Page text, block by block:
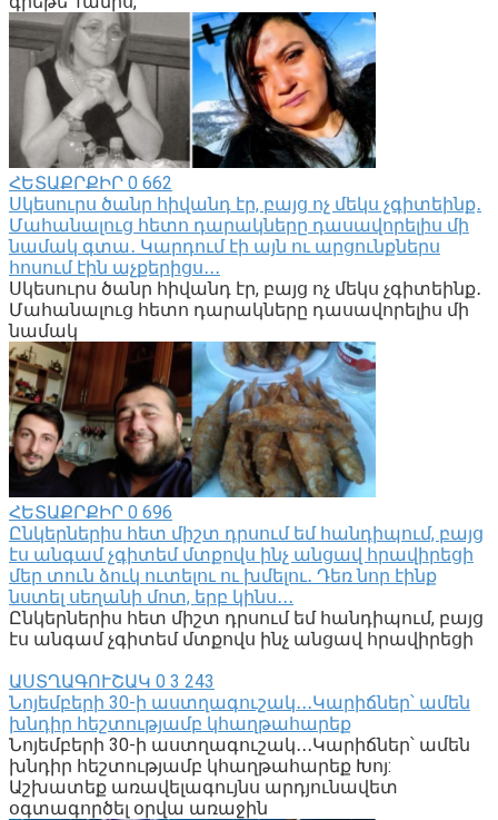
ՀԵՏԱՔՐՔԻՐ 0 662
Սկեսուրս ծանր հիվանդ էր, բայց ոչ մեկս չգիտեինք․
Մահանալուց հետո դարակները դասավորելիս մի
նամակ գտա․ Կարդում էի այն ու արցունքներս
հոսում էին աչքերիցս․․․
Սկեսուրս ծանր հիվանդ էր, բայց ոչ մեկս չգիտեինք․
Մահանալուց հետո դարակները դասավորելիս մի
նամակ
ՀԵՏԱՔՐՔԻՐ 0 696
Ընկերներիս հետ միշտ դրսում եմ հանդիպում, բայց
էս անգամ չգիտեմ մտքովս ինչ անցավ հրավիրեցի
մեր տուն ձուկ ուտելու ու խմելու․ Դեռ նոր էինք
նստել սեղանի մոտ, երբ կինս․․․
Ընկերներիս հետ միշտ դրսում եմ հանդիպում, բայց
էս անգամ չգիտեմ մտքովս ինչ անցավ հրավիրեցի
ԱՍՏՂԱԳՈՒՇԱԿ 0 3 243
Նոյեմբերի 30-ի աստղագուշակ․․․Կարիճներ՝ ամեն
խնդիր հեշտությամբ կհաղթահարեք
Նոյեմբերի 30-ի աստղագուշակ․․․Կարիճներ՝ ամեն
խնդիր հեշտությամբ կհաղթահարեք Խոյ:
Աշխատեք առավելագույնս արդյունավետ
օգտագործել օրվա առաջին